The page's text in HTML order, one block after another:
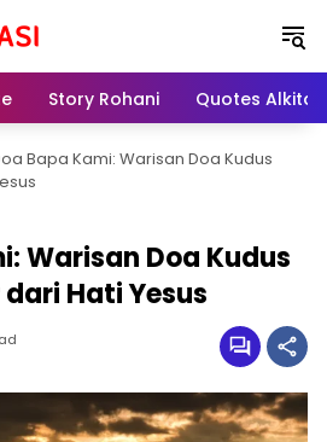
Story Rohani Quotes Alkitab
Bapa Kami: Warisan Doa Kudus
Warisan Doa Kudus
Hati Yesus